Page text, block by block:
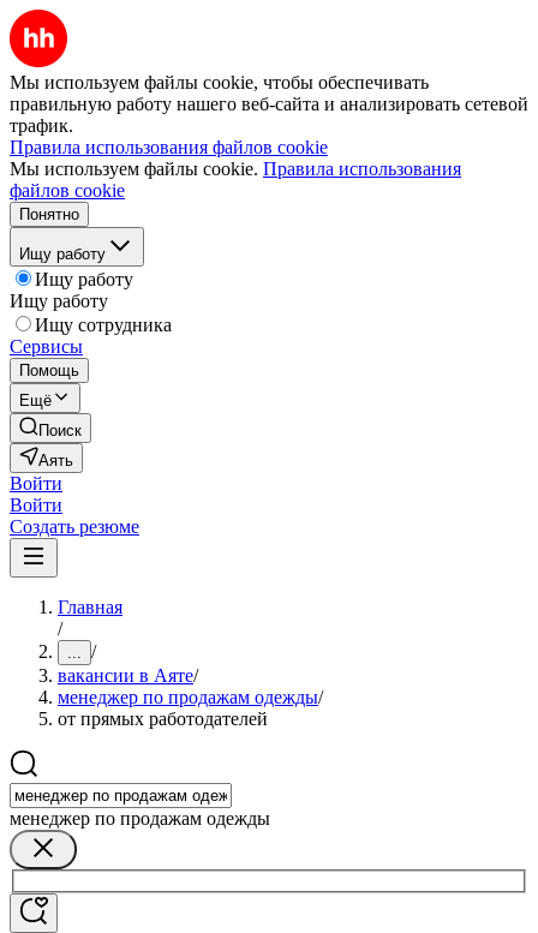
Мы используем файлы cookie, чтобы обеспечивать
правильную работу нашего веб-сайта и анализировать сетевой
трафик.
Правила использования файлов cookie
Мы используем файлы cookie. Правила использования
файлов cookie
Понятно
Ищу работу
Ищу работу
Ищу работу
Ищу сотрудника
Сервисы
Помощь
Ещё
Поиск
Аять
Войти
Войти
Создать резюме
Главная
/
... /
вакансии в Аяте/
менеджер по продажам одежды/
от прямых работодателей
менеджер по продажам одежды